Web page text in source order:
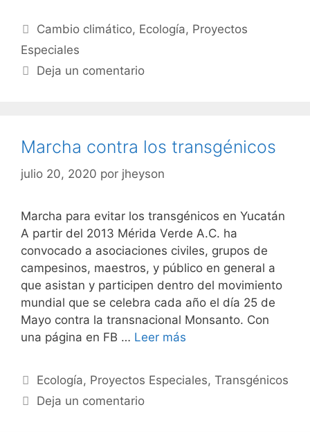
Cambio climático, Ecología, Proyectos
Especiales
Deja un comentario
Marcha contra los transgénicos
julio 20, 2020 por jheyson
Marcha para evitar los transgénicos en Yucatán
A partir del 2013 Mérida Verde A.C. ha
convocado a asociaciones civiles, grupos de
campesinos, maestros, y público en general a
que asistan y participen dentro del movimiento
mundial que se celebra cada año el día 25 de
Mayo contra la transnacional Monsanto. Con
una página en FB … Leer más
Ecología, Proyectos Especiales,Transgénicos
Deja un comentario